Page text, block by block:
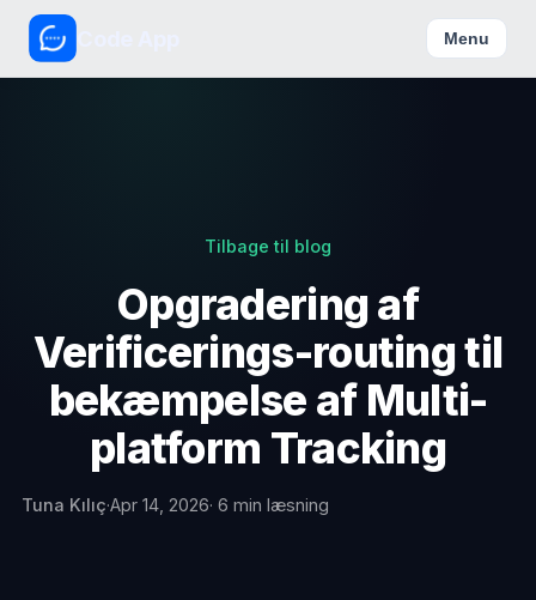
Menu
Tilbage til blog
Opgradering af
Verificerings-routing til
bekæmpelse af Multi-
platform Tracking
Tuna Kılıç·Apr 14, 2026· 6 min læsning